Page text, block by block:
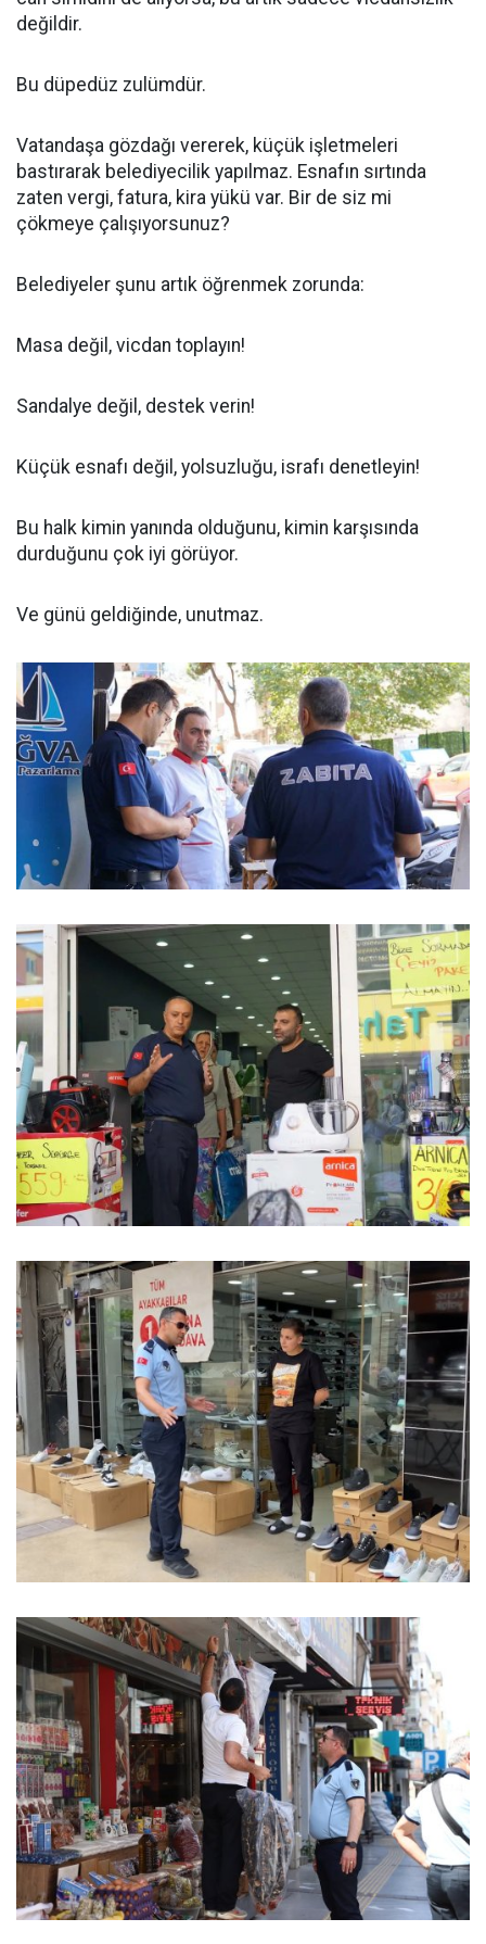
değildir.
Bu düpedüz zulümdür.
Vatandaşa gözdağı vererek, küçük işletmeleri
bastırarak belediyecilik yapılmaz. Esnafın sırtında
zaten vergi, fatura, kira yükü var. Bir de siz mi
çökmeye çalışıyorsunuz?
Belediyeler şunu artık öğrenmek zorunda:
Masa değil, vicdan toplayın!
Sandalye değil, destek verin!
Küçük esnafı değil, yolsuzluğu, israfı denetleyin!
Bu halk kimin yanında olduğunu, kimin karşısında
durduğunu çok iyi görüyor.
Ve günü geldiğinde, unutmaz.